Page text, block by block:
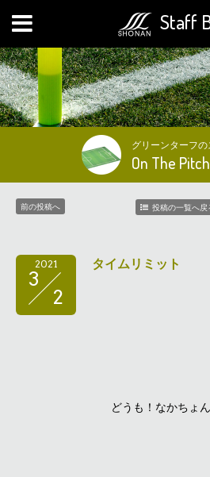
Staff
MENU
グリーンターフ
On The Pitch
前の投稿へ 投稿の一覧へ戻
2021
3
2
タイムリミット
どうも！なかちょん